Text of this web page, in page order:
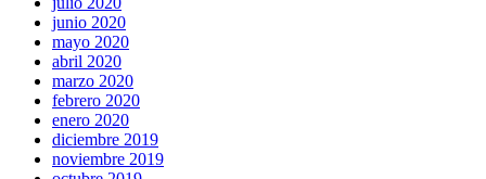
junio 2020
mayo 2020
abril 2020
marzo 2020
febrero 2020
enero 2020
diciembre 2019
noviembre 2019